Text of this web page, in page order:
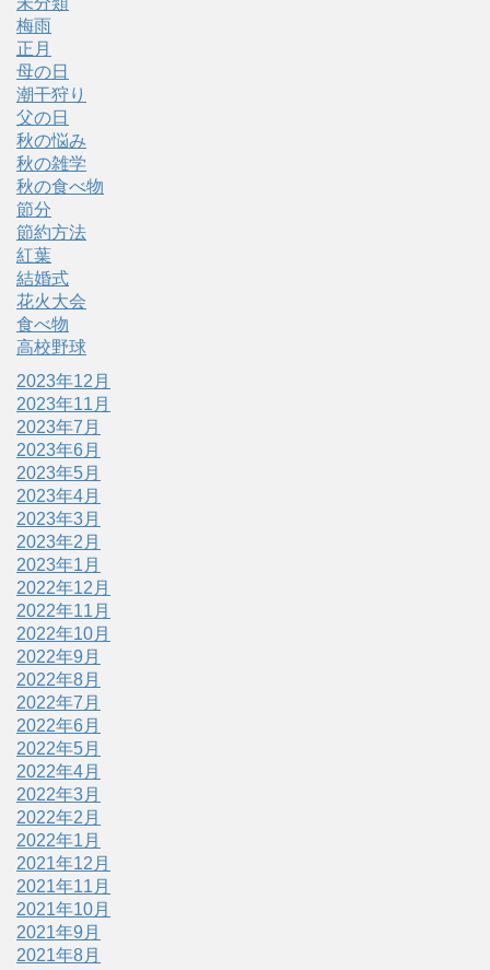
梅雨
正月
母の日
潮干狩り
父の日
秋の悩み
秋の雑学
秋の食べ物
節分
節約方法
紅葉
結婚式
花火大会
食べ物
高校野球
2023年12月
2023年11月
2023年7月
2023年6月
2023年5月
2023年4月
2023年3月
2023年2月
2023年1月
2022年12月
2022年11月
2022年10月
2022年9月
2022年8月
2022年7月
2022年6月
2022年5月
2022年4月
2022年3月
2022年2月
2022年1月
2021年12月
2021年11月
2021年10月
2021年9月
2021年8月